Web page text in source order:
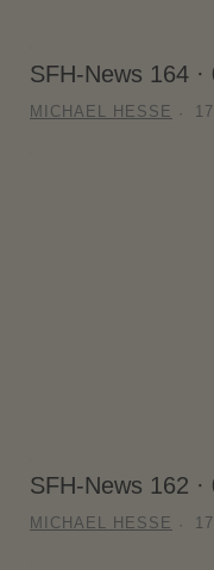
SFH-News 164 ·
MICHAEL HESSE
SFH-News 162 ·
MICHAEL HESSE